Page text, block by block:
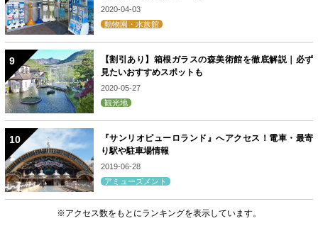
2020-04-03
動物園・水族館
【割引あり】箱根ガラスの森美術館を徹底解説｜必ず
見たいおすすめスポットも
2020-05-27
観光地
『サンリオピューロランド』へアクセス！電車・最寄
り駅や駐車場情報
2019-06-28
アミューズメント
※アクセス数をもとにランキングを表示しています。